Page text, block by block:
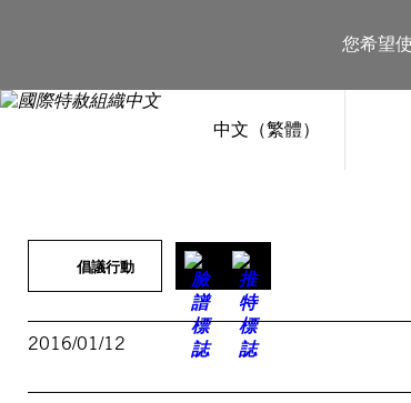
您希望
中文（繁體）
內
倡議行動
2016/01/12